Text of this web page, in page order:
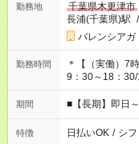
勤務地
千葉県木更津市
長浦(千葉県)駅 /
バレンシアガ
勤務時間
＊【（実働）7
9：30～18：
期間 ■【長期】即日～
特徴 日払いOK / シ